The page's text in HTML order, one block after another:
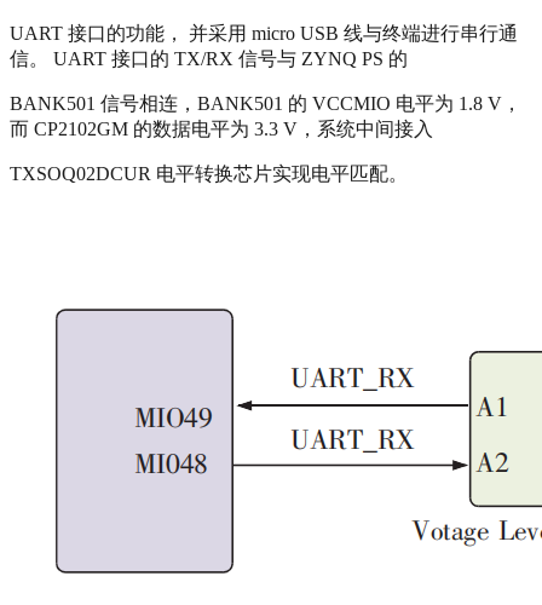
UART 接口的功能， 并采用 micro USB 线与终端进行串行通
信。 UART 接口的 TX/RX 信号与 ZYNQ PS 的
BANK501 信号相连，BANK501 的 VCCMIO 电平为 1.8 V，
而 CP2102GM 的数据电平为 3.3 V，系统中间接入
TXSOQ02DCUR 电平转换芯片实现电平匹配。